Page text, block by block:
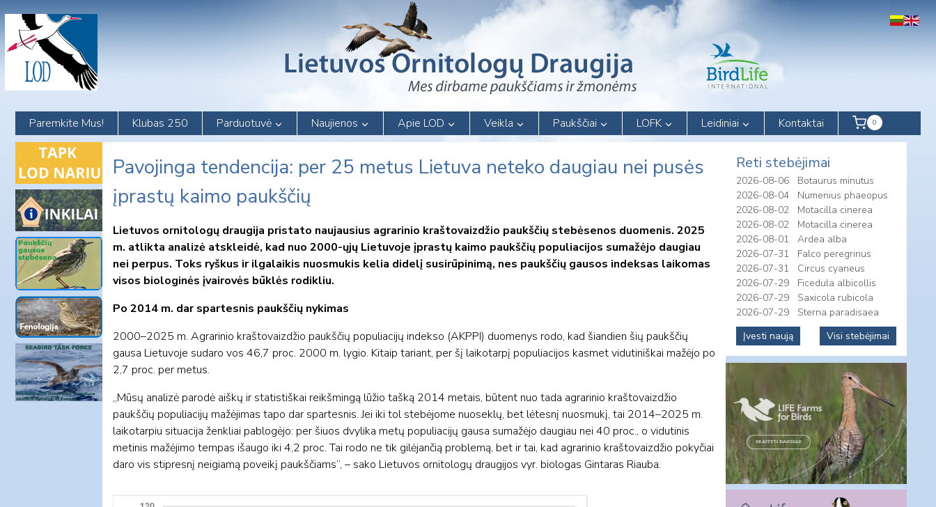
content
Paremkite Mus! Klubas 250 Parduotuvė Naujienos Apie LOD Veikla Paukščiai LOFK Leidiniai Kontaktai 0
Pavojinga tendencija: per 25 metus Lietuva neteko daugiau nei pusės
įprastų kaimo paukščių
Lietuvos ornitologų draugija pristato naujausius agrarinio kraštovaizdžio paukščių stebėsenos duomenis. 2025
m. atlikta analizė atskleidė, kad nuo 2000-ųjų Lietuvoje įprastų kaimo paukščių populiacijos sumažėjo daugiau
nei perpus. Toks ryškus ir ilgalaikis nuosmukis kelia didelį susirūpinimą, nes paukščių gausos indeksas laikomas
visos biologinės įvairovės būklės rodikliu.
Po 2014 m. dar spartesnis paukščių nykimas
2000–2025 m. Agrarinio kraštovaizdžio paukščių populiacijų indekso (AKPPI) duomenys rodo, kad šiandien šių paukščių
gausa Lietuvoje sudaro vos 46,7 proc. 2000 m. lygio. Kitaip tariant, per šį laikotarpį populiacijos kasmet vidutiniškai mažėjo po
2,7 proc. per metus.
„Mūsų analizė parodė aiškų ir statistiškai reikšmingą lūžio tašką 2014 metais, būtent nuo tada agrarinio kraštovaizdžio
paukščių populiacijų mažėjimas tapo dar spartesnis. Jei iki tol stebėjome nuoseklų, bet lėtesnį nuosmukį, tai 2014–2025 m.
laikotarpiu situacija ženkliai pablogėjo: per šiuos dvylika metų populiacijų gausa sumažėjo daugiau nei 40 proc., o vidutinis
metinis mažėjimo tempas išaugo iki 4,2 proc. Tai rodo ne tik gilėjančią problemą, bet ir tai, kad agrarinio kraštovaizdžio pokyčiai
daro vis stipresnį neigiamą poveikį paukščiams“, – sako Lietuvos ornitologų draugijos vyr. biologas Gintaras Riauba.
Reti stebėjimai
2026-08-06
Botaurus minutus
2026-08-04
Numenius phaeopus
2026-08-02
Motacilla cinerea
2026-08-02
Motacilla cinerea
2026-08-01
Ardea alba
2026-07-31
Falco peregrinus
2026-07-31
Circus cyaneus
2026-07-29
Ficedula albicollis
2026-07-29
Saxicola rubicola
2026-07-29
Sterna paradisaea
Įvesti naują
Visi stebėjimai